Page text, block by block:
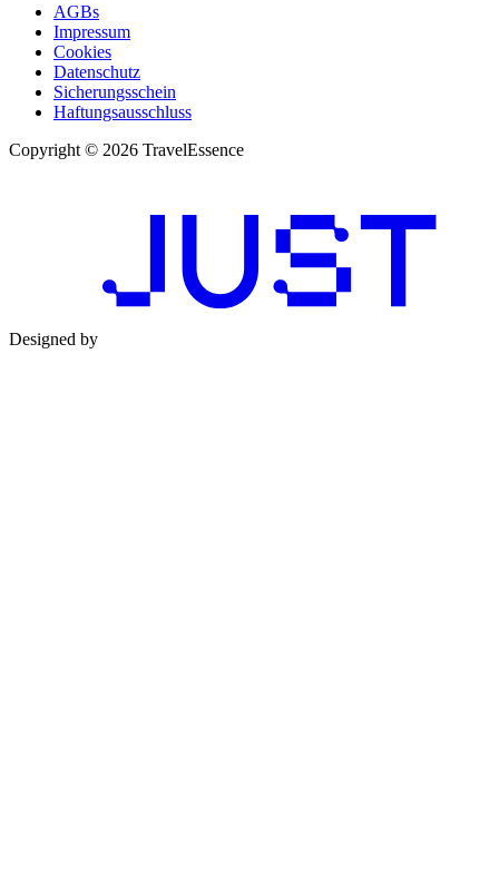
AGBs
Impressum
Cookies
Datenschutz
Sicherungsschein
Haftungsausschluss
Copyright © 2026 TravelEssence
Designed by